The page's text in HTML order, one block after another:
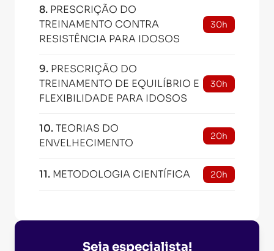
8. PRESCRIÇÃO DO
TREINAMENTO CONTRA
RESISTÊNCIA PARA IDOSOS
30h
9. PRESCRIÇÃO DO
TREINAMENTO DE EQUILÍBRIO E
FLEXIBILIDADE PARA IDOSOS
30h
10.TEORIAS DO
ENVELHECIMENTO
20h
11. METODOLOGIA CIENTÍFICA 20h
Seja especialista!